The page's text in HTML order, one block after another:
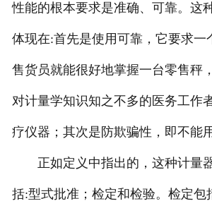
性能的根本要求是准确、可靠。这
体现在:首先是使用可靠，它要求一
售货员就能很好地掌握一台零售秤
对计量学知识知之不多的医务工作
疗仪器；其次是防欺骗性，即不能
正如定义中指出的，这种计量
括:型式批准；检定和检验。检定